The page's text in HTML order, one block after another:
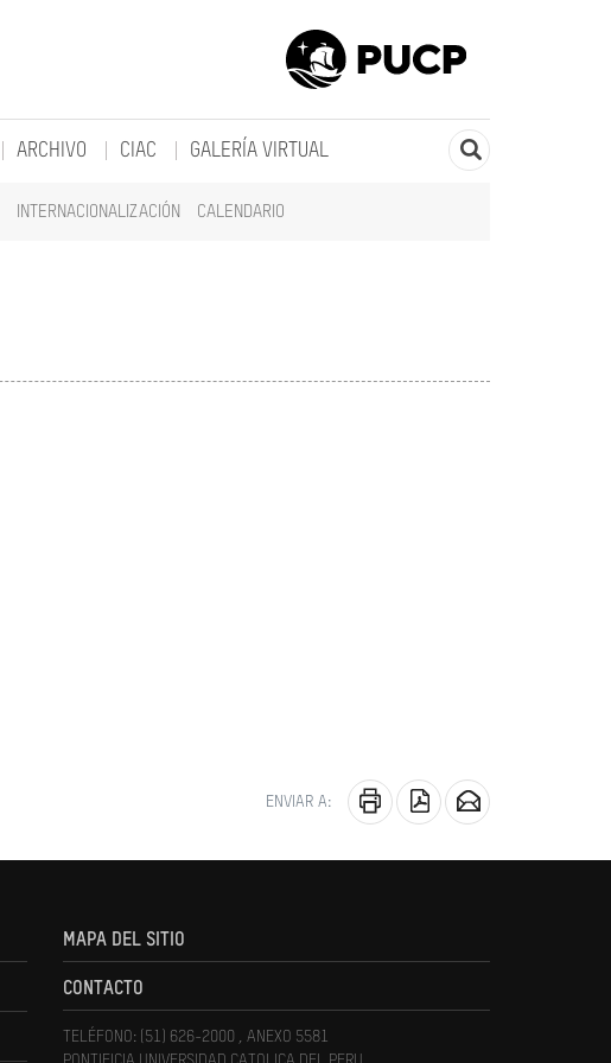
INTERNACIONALIZACIÓN CALENDARIO
ARCHIVO CIAC GALERÍA VIRTUAL
ENVIAR A:
MAPA DEL SITIO
CONTACTO
TELÉFONO: (51) 626-2000 , ANEXO 5581